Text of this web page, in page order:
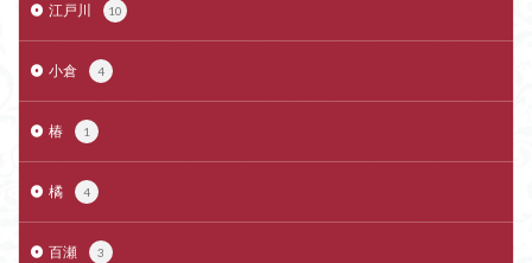
江戸川 10
小倉 4
椿 1
橘 4
百瀬 3